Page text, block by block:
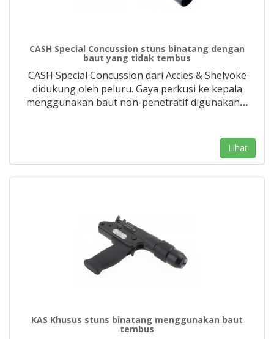
CASH Special Concussion stuns binatang dengan
baut yang tidak tembus
CASH Special Concussion dari Accles & Shelvoke
didukung oleh peluru. Gaya perkusi ke kepala
menggunakan baut non-penetratif digunakan…
Lihat
KAS Khusus stuns binatang menggunakan baut
tembus